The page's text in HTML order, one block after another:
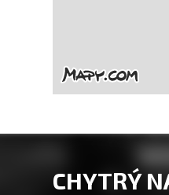
CHYTRÝ